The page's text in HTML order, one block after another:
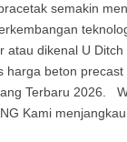
semakin
atau dikenal U Ditch
harga beton
Terbaru 2026.
Kami